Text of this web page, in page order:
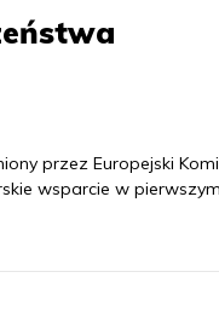
przez Europejski
wsparcie w pierwszym